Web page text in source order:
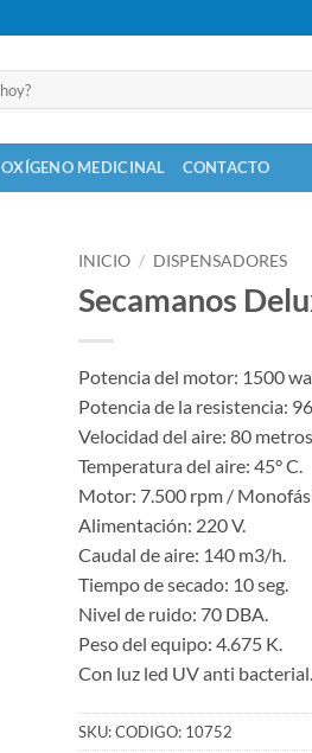
OXÍGENO MEDICINAL CONTACTO
INICIO / DISPENSADORES
Secamanos
Potencia del motor: 1500
Potencia de la resistencia:
Velocidad del aire: 80
Temperatura del aire: 45° C.
Motor: 7.500 rpm /
Alimentación: 220 V.
Caudal de aire: 140 m3/h.
Tiempo de secado: 10 seg.
Nivel de ruido: 70 DBA.
Peso del equipo: 4.675 K.
Con luz led UV anti bacterial.
SKU:CODIGO: 10752